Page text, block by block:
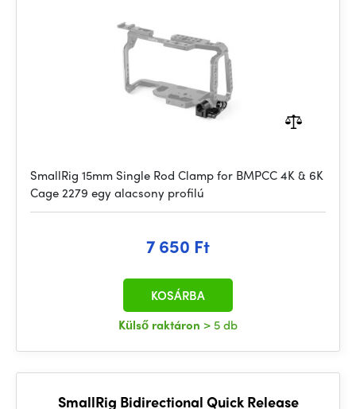
SmallRig 15mm Single Rod Clamp for BMPCC 4K & 6K
Cage 2279 egy alacsony profilú
7 650 Ft
Külső raktáron > 5 db
KOSÁRBA
SmallRig Bidirectional Quick Release